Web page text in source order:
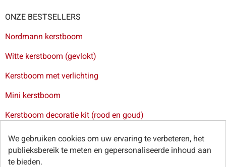
ONZE BESTSELLERS
Nordmann kerstboom
Witte kerstboom (gevlokt)
Kerstboom met verlichting
Mini kerstboom
Kerstboom decoratie kit (rood en goud)
Levering van kerstbomen in Brussel-Levering van
kerstbomen in Antwerpen- Levering van kerstbomen in Gent
We gebruiken cookies om uw ervaring te verbeteren, het
publieksbereik te meten en gepersonaliseerde inhoud aan
te bieden.